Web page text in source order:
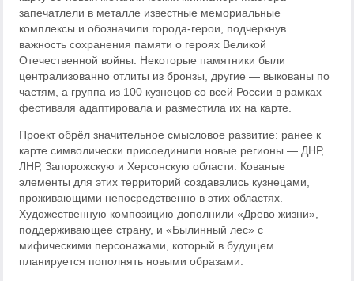
запечатлели в металле известные мемориальные
комплексы и обозначили города-герои, подчеркнув
важность сохранения памяти о героях Великой
Отечественной войны. Некоторые памятники были
централизованно отлиты из бронзы, другие — выкованы по
частям, а группа из 100 кузнецов со всей России в рамках
фестиваля адаптировала и разместила их на карте.
Проект обрёл значительное смысловое развитие: ранее к
карте символически присоединили новые регионы — ДНР,
ЛНР, Запорожскую и Херсонскую области. Кованые
элементы для этих территорий создавались кузнецами,
проживающими непосредственно в этих областях.
Художественную композицию дополнили «Древо жизни»,
поддерживающее страну, и «Былинный лес» с
мифическими персонажами, который в будущем
планируется пополнять новыми образами.